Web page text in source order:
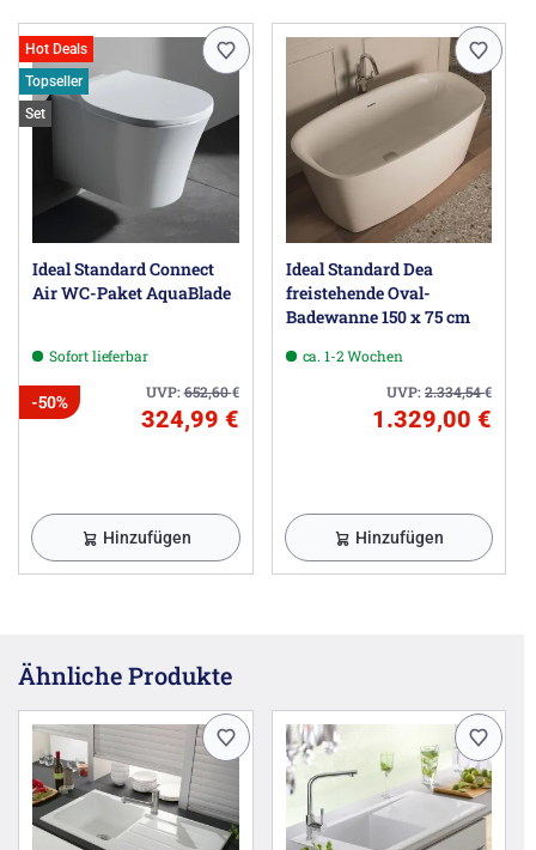
Hot Deals
Topseller
Set
Ideal Standard Connect
Air WC-Paket AquaBlade
Sofort lieferbar
UVP:652,60€
-50%
324,99 €
Hinzufügen
Ideal Standard Dea
freistehende Oval-
Badewanne 150 x 75 cm
ca. 1-2 Wochen
UVP:2.334,54€
1.329,00 €
Hinzufügen
Ähnliche Produkte